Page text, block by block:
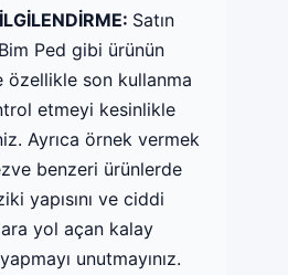
Satın
Bim Ped gibi ürünün
özellikle son kullanma
etmeyi kesinlikle
Ayrıca örnek vermek
benzeri ürünlerde
yapısını ve ciddi
yol açan kalay
unutmayınız.